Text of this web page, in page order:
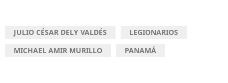
JULIO CÉSAR DELY VALDÉS
LEGIONARIOS
MICHAEL AMIR MURILLO
PANAMÁ